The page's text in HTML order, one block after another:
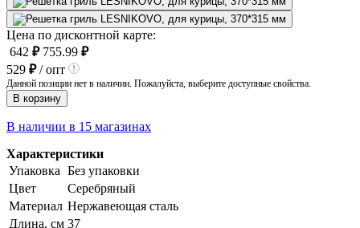
Цена по дисконтной карте:
642 ₽ 755.99 ₽
529 ₽/ опт
Данной позиции нет в наличии. Пожалуйста, выберите доступные свойства.
В корзину
В наличии в 15 магазинах
Характеристики
Упаковка Без упаковки
Цвет
Серебряный
Материал Нержавеющая сталь
Длина, см 37